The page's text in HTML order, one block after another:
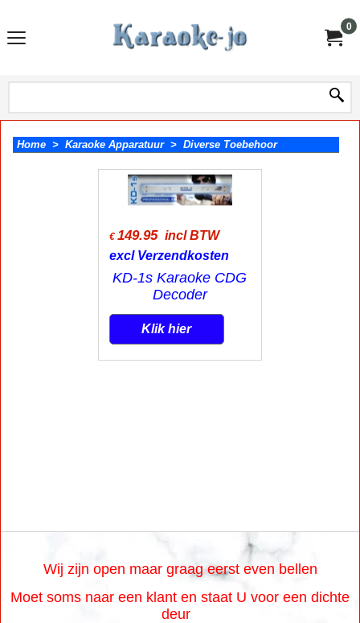
0
Home > Karaoke Apparatuur> Diverse Toebehoor
€ 149.95 incl BTW
excl Verzendkosten
KD-1s Karaoke CDG
Decoder
Klik hier
Wij zijn open maar graag eerst even bellen
Moet soms naar een klant en staat U voor een dichte
deur